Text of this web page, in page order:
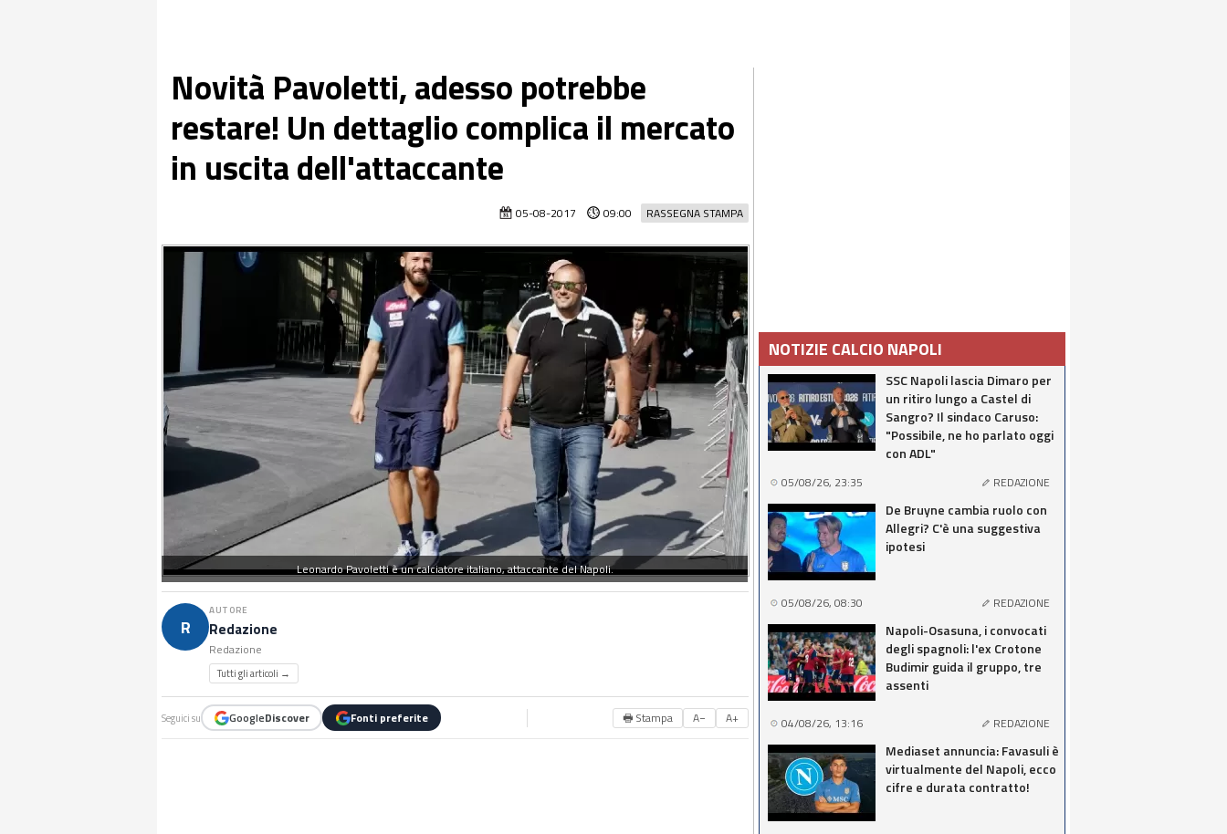
Novità Pavoletti, adesso potrebbe
restare! Un dettaglio complica il mercato
in uscita dell'attaccante
RASSEGNA STAMPA
05-08-2017 09:00
Leonardo Pavoletti è un calciatore italiano, attaccante del Napoli.
R
AUTORE
Redazione
Redazione
Tutti gli articoli →
Seguici su GoogleDiscover Fonti preferite 🖶 Stampa A− A+
NOTIZIE CALCIO NAPOLI
SSC Napoli lascia Dimaro per
un ritiro lungo a Castel di
Sangro? Il sindaco Caruso:
"Possibile, ne ho parlato oggi
con ADL"
05/08/26, 23:35 REDAZIONE
De Bruyne cambia ruolo con
Allegri? C'è una suggestiva
ipotesi
05/08/26, 08:30 REDAZIONE
Napoli-Osasuna, i convocati
degli spagnoli: l'ex Crotone
Budimir guida il gruppo, tre
assenti
04/08/26, 13:16 REDAZIONE
Mediaset annuncia: Favasuli è
virtualmente del Napoli, ecco
cifre e durata contratto!